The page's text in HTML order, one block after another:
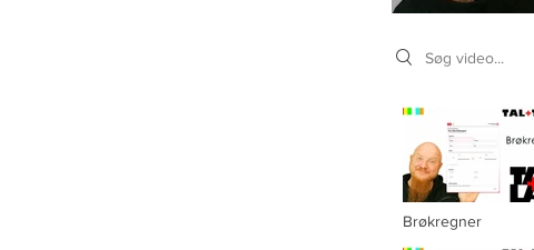
Search videos
Brøkregner